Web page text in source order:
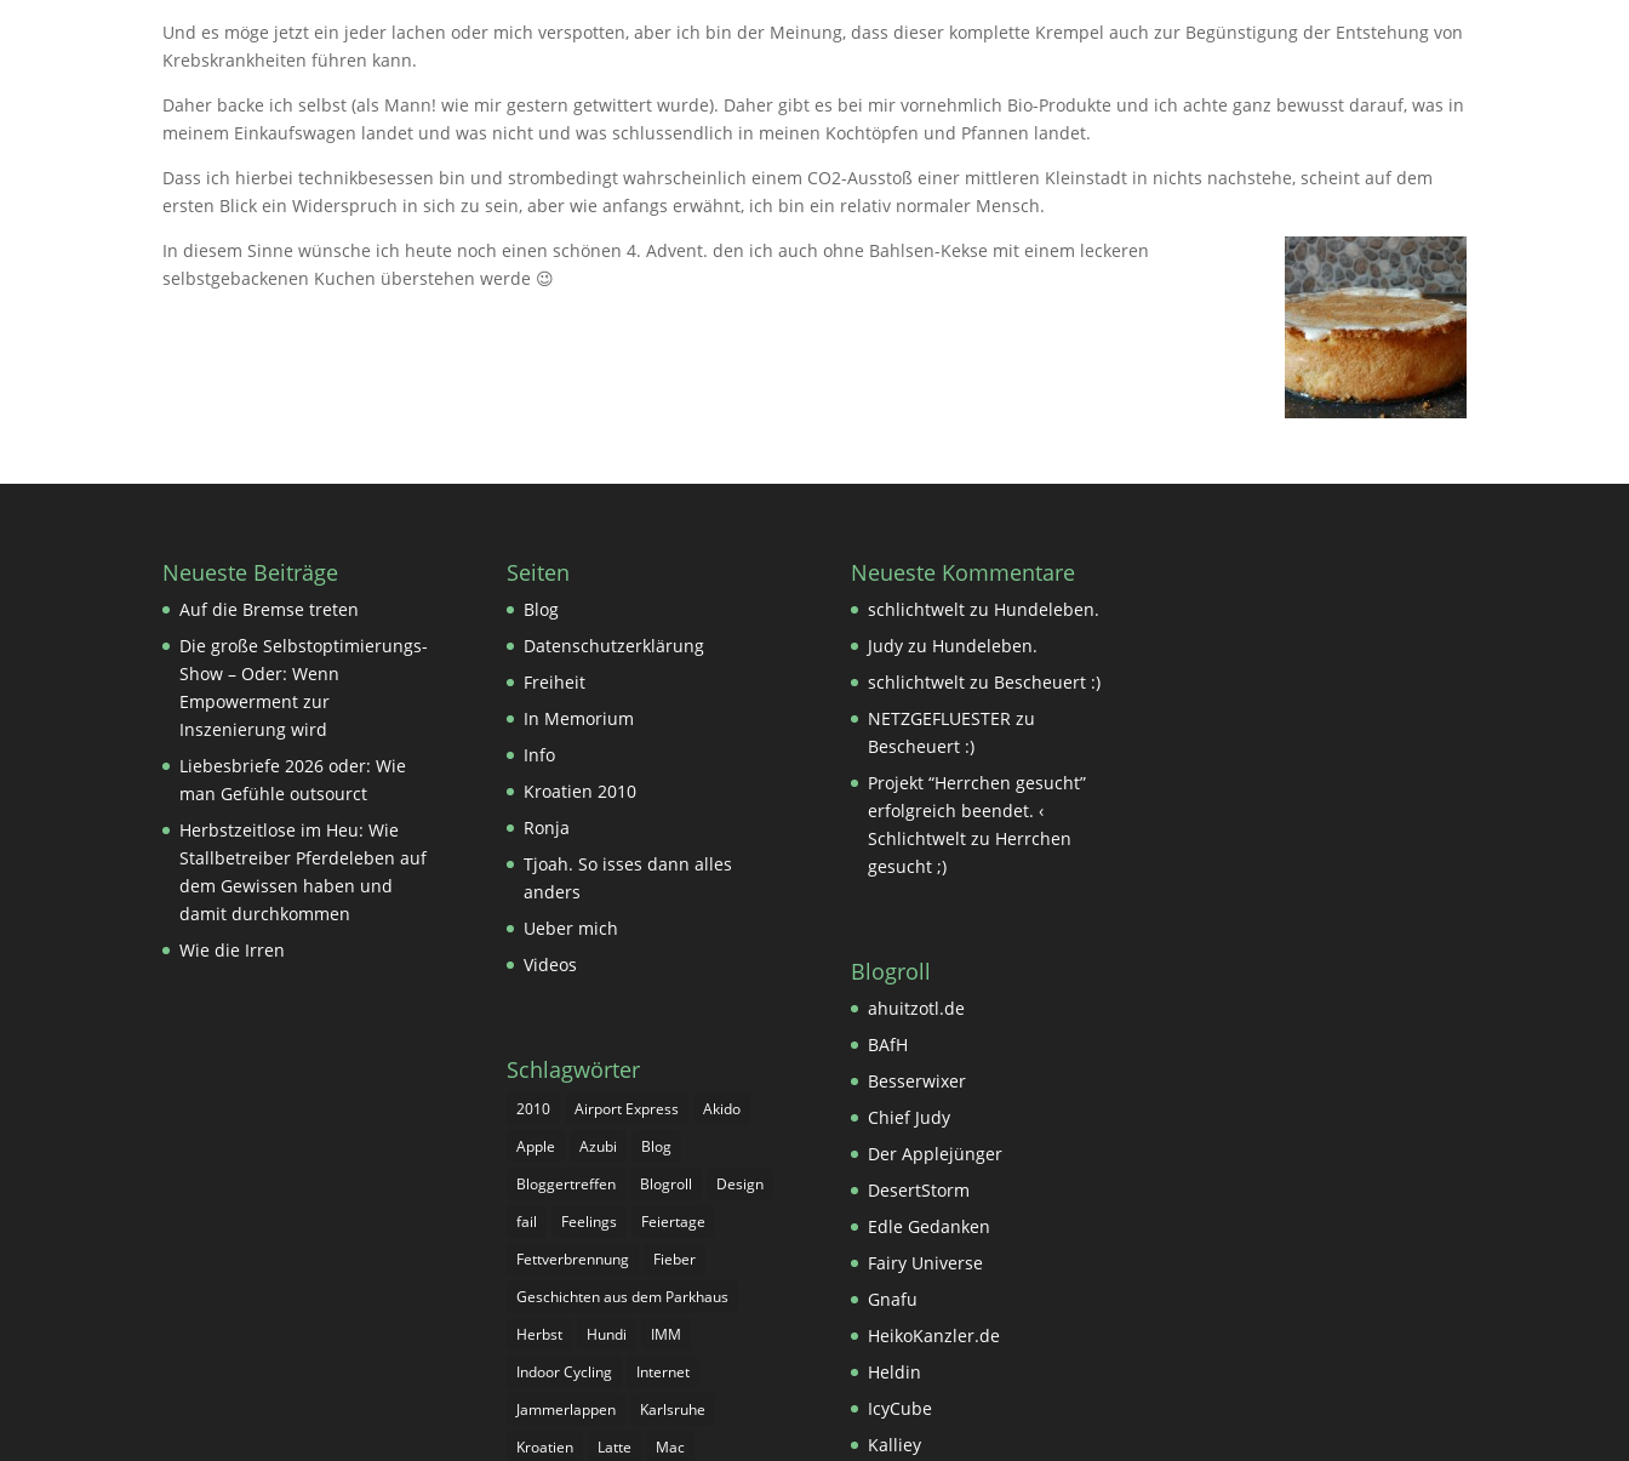
Und es möge jetzt ein jeder lachen oder mich verspotten, aber ich bin der Meinung, dass dieser komplette Krempel auch zur Begünstigung der Entstehung von
Krebskrankheiten führen kann.
Daher backe ich selbst (als Mann! wie mir gestern getwittert wurde). Daher gibt es bei mir vornehmlich Bio-Produkte und ich achte ganz bewusst darauf, was in
meinem Einkaufswagen landet und was nicht und was schlussendlich in meinen Kochtöpfen und Pfannen landet.
Dass ich hierbei technikbesessen bin und strombedingt wahrscheinlich einem CO2-Ausstoß einer mittleren Kleinstadt in nichts nachstehe, scheint auf dem
ersten Blick ein Widerspruch in sich zu sein, aber wie anfangs erwähnt, ich bin ein relativ normaler Mensch.
In diesem Sinne wünsche ich heute noch einen schönen 4. Advent. den ich auch ohne Bahlsen-Kekse mit einem leckeren
selbstgebackenen Kuchen überstehen werde 😉
Neueste Beiträge
Auf die Bremse treten
Die große Selbstoptimierungs-
Show – Oder: Wenn
Empowerment zur
Inszenierung wird
Liebesbriefe 2026 oder: Wie
man Gefühle outsourct
Herbstzeitlose im Heu: Wie
Stallbetreiber Pferdeleben auf
dem Gewissen haben und
damit durchkommen
Wie die Irren
Seiten
Blog
Datenschutzerklärung
Freiheit
In Memorium
Info
Kroatien 2010
Ronja
Tjoah. So isses dann alles
anders
Ueber mich
Videos
Schlagwörter
2010 Airport Express
Akido
Apple
Azubi
Blog
Bloggertreffen
Blogroll
Design
fail
Feelings
Feiertage
Fettverbrennung
Fieber
Geschichten aus dem Parkhaus
Herbst
Hundi
IMM
Indoor Cycling
Internet
Jammerlappen
Karlsruhe
Kroatien
Latte Mac
Neueste Kommentare
schlichtweltzu Hundeleben.
Judyzu Hundeleben.
schlichtweltzu Bescheuert :)
NETZGEFLUESTERzu
Bescheuert :)
Projekt “Herrchen gesucht”
erfolgreich beendet. ‹
Schlichtweltzu Herrchen
gesucht ;)
Blogroll
ahuitzotl.de
BAfH
Besserwixer
Chief Judy
Der Applejünger
DesertStorm
Edle Gedanken
Fairy Universe
Gnafu
HeikoKanzler.de
Heldin
IcyCube
Kalliey